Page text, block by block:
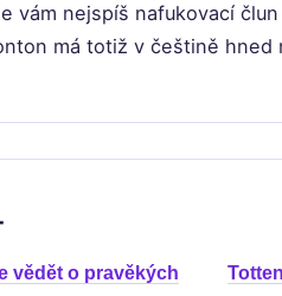
vám nejspíš nafukovací
má totiž v češtině
vědět o pravěkých